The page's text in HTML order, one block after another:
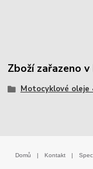
Zboží zařazeno
Motocyklové oleje
Domů | Kontakt |